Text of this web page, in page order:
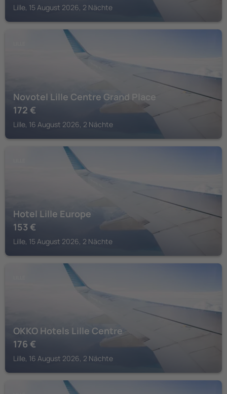
Lille, 15 August 2026, 2 Nächte
Novotel Lille Centre Grand Place
172 €
Lille, 16 August 2026, 2 Nächte
Hotel Lille Europe
153 €
Lille, 15 August 2026, 2 Nächte
OKKO Hotels Lille Centre
176 €
Lille, 16 August 2026, 2 Nächte